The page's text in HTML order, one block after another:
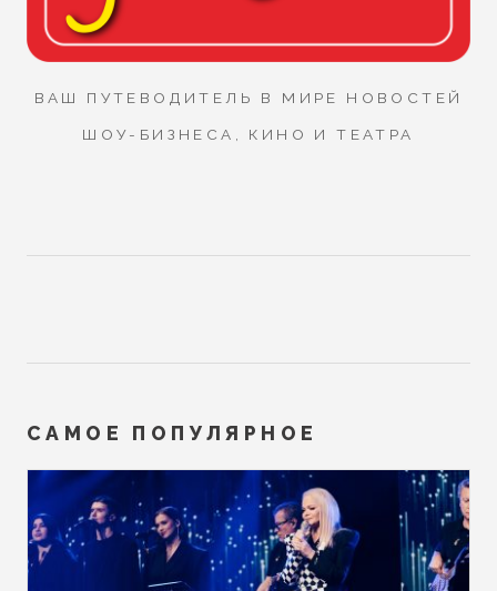
ВАШ ПУТЕВОДИТЕЛЬ В МИРЕ НОВОСТЕЙ
ШОУ-БИЗНЕСА, КИНО И ТЕАТРА
САМОЕ ПОПУЛЯРНОЕ